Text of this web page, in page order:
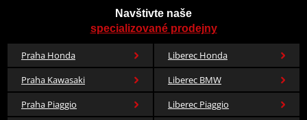
Navštivte naše
specializované prodejny
Praha Honda
Liberec Honda
Praha Kawasaki
Liberec BMW
Praha Piaggio
Liberec Piaggio